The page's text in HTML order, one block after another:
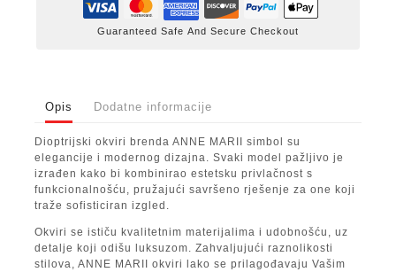
Guaranteed Safe And Secure Checkout
Opis Dodatne informacije
Dioptrijski okviri brenda ANNE MARII simbol su
elegancije i modernog dizajna. Svaki model pažljivo je
izrađen kako bi kombinirao estetsku privlačnost s
funkcionalnošću, pružajući savršeno rješenje za one koji
traže sofisticiran izgled.
Okviri se ističu kvalitetnim materijalima i udobnošću, uz
detalje koji odišu luksuzom. Zahvaljujući raznolikosti
stilova, ANNE MARII okviri lako se prilagođavaju Vašim